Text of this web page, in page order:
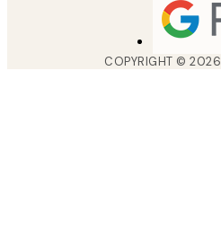
COPYRIGHT ©2026